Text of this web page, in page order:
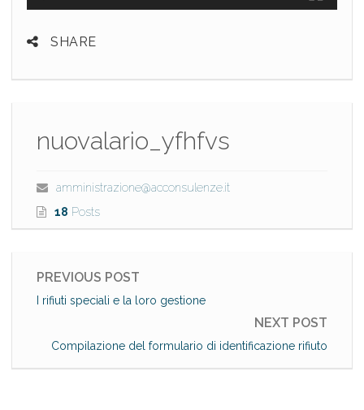
SHARE
nuovalario_yfhfvs
amministrazione@acconsulenze.it
18 Posts
PREVIOUS POST
I rifiuti speciali e la loro gestione
NEXT POST
Compilazione del formulario di identificazione rifiuto